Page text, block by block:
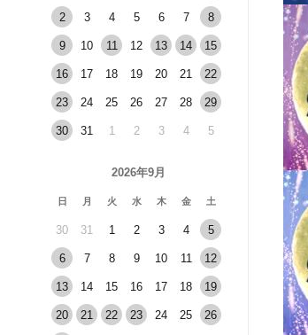
2 3 4 5 6 7 8
9 10 11 12 13 14 15
16 17 18 19 20 21 22
23 24 25 26 27 28 29
30 31 1 2 3 4 5
2026年9月
日 月 火 水 木 金 土
30 31 1 2 3 4 5
6 7 8 9 10 11 12
13 14 15 16 17 18 19
20 21 22 23 24 25 26